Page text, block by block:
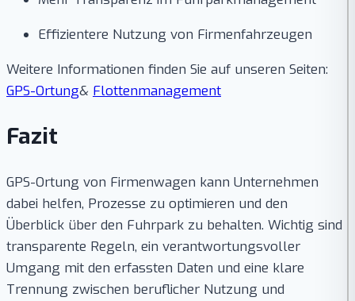
Effizientere Nutzung von Firmenfahrzeugen
Weitere Informationen finden Sie auf unseren Seiten:
GPS-Ortung& Flottenmanagement
Fazit
GPS-Ortung von Firmenwagen kann Unternehmen
dabei helfen, Prozesse zu optimieren und den
Überblick über den Fuhrpark zu behalten. Wichtig sind
transparente Regeln, ein verantwortungsvoller
Umgang mit den erfassten Daten und eine klare
Trennung zwischen beruflicher Nutzung und